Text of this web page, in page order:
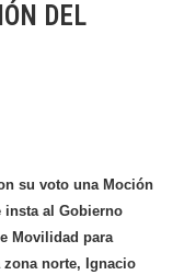
DEL
su voto una Moción
insta al Gobierno
Movilidad para
norte, Ignacio